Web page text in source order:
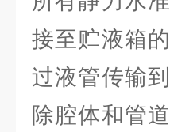
接至贮液箱
过液管传输
除腔体和管